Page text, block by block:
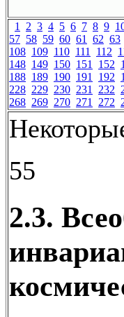
1 2 3 4 5 6 7 8 9
57 58 59 60 61 62 63
108 109 110 111 112
148 149 150 151 152
188 189 190 191 192
228 229 230 231 232
268 269 270 271 272
55
2.3.